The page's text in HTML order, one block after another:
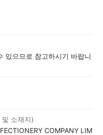
으므로 참고하시기 바랍니
소재지)
COMPANY LIM